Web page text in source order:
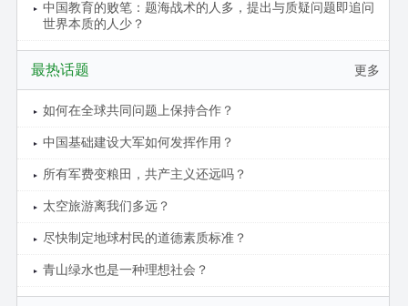
中国教育的败笔：题海战术的人多，提出与质疑问题即追问
世界本质的人少？
更多
最热话题
如何在全球共同问题上保持合作？
中国基础建设大军如何发挥作用？
所有军费变粮田，共产主义还远吗？
太空旅游离我们多远？
尽快制定地球村民的道德素质标准？
青山绿水也是一种理想社会？